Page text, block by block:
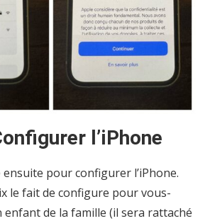
l’iPhone
ensuite pour configurer l’iPhone.
le fait de configure pour vous-
de la famille (il sera rattaché